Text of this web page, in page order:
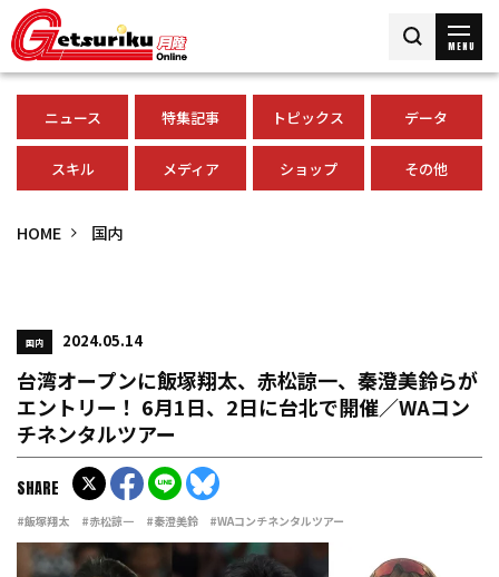
MENU
ニュース 特集記事 トピックス データ
スキル メディア ショップ その他
HOME 国内
国内 2024.05.14
台湾オープンに飯塚翔太、赤松諒一、秦澄美鈴らが
エントリー！ 6月1日、2日に台北で開催／WAコン
チネンタルツアー
#飯塚翔太 #赤松諒一 #秦澄美鈴 #WAコンチネンタルツアー
SHARE